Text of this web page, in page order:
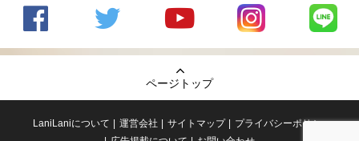
の
のtwitter
の
Youtube
チャンネ
LaniLani
LaniLani
ページトップ
LaniLaniについて 運営会社 サイトマップ
プライバシーポリシー